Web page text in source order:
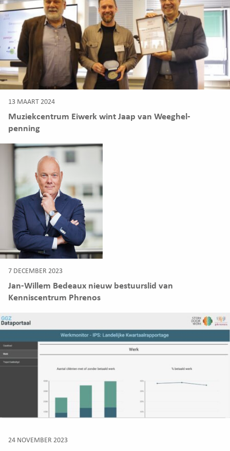
13 MAART 2024
Muziekcentrum Eiwerk wint Jaap van Weeghel-
penning
7 DECEMBER 2023
Jan-Willem Bedeaux nieuw bestuurslid van
Kenniscentrum Phrenos
24 NOVEMBER 2023